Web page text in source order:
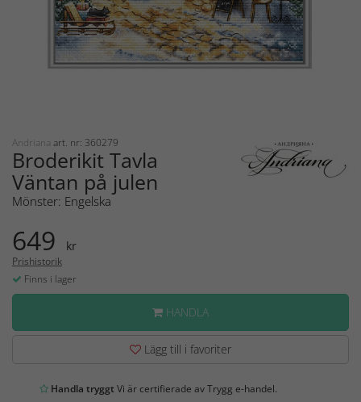
Andriana art. nr: 360279
Broderikit Tavla
Väntan på julen
Mönster: Engelska
649 kr
Prishistorik
Finns i lager
HANDLA
Lägg till i favoriter
Handla tryggtVi är certifierade av Trygg e-handel.